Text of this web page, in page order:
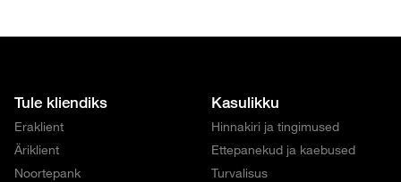
Tule kliendiks
Eraklient
Äriklient
Noortepank
Kasulikku
Hinnakiri ja tingimused
Ettepanekud ja kaebused
Turvalisus